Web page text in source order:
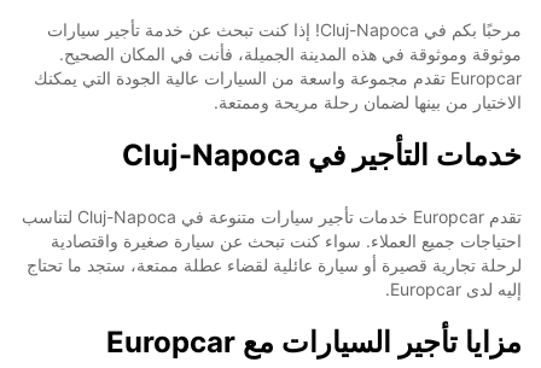
مرحبًا بكم في Cluj-Napoca! إذا كنت تبحث عن خدمة تأجير سيارات
موثوقة وموثوقة في هذه المدينة الجميلة، فأنت في المكان الصحيح.
Europcar تقدم مجموعة واسعة من السيارات عالية الجودة التي يمكنك
الاختيار من بينها لضمان رحلة مريحة وممتعة.
خدمات التأجير في Cluj-Napoca
تقدم Europcar خدمات تأجير سيارات متنوعة في Cluj-Napoca لتناسب
احتياجات جميع العملاء. سواء كنت تبحث عن سيارة صغيرة واقتصادية
لرحلة تجارية قصيرة أو سيارة عائلية لقضاء عطلة ممتعة، ستجد ما تحتاج
إليه لدى Europcar.
مزايا تأجير السيارات مع Europcar